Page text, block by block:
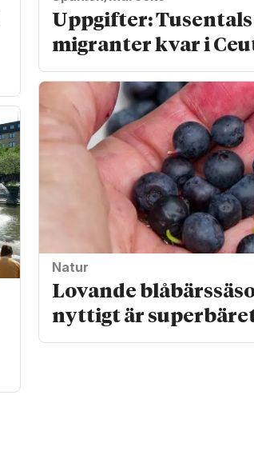
Uppgifter: Tusentals
migranter kvar i
Natur
Lovande
nyttigt är